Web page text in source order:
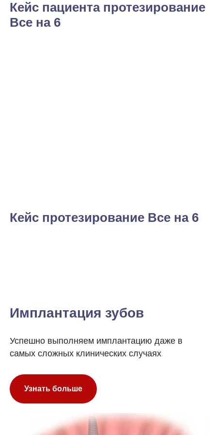
Кейс пациента протезирование
Все на 6
Кейс протезирование Все на 6
Имплантация зубов
Успешно выполняем имплантацию даже в
самых сложных клинических случаях
Узнать больше